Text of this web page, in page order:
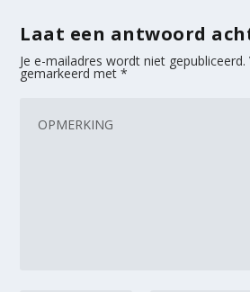
Laat een antwoord
Je e-mailadres wordt niet gepubliceerd.
gemarkeerd met*